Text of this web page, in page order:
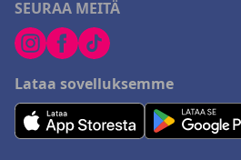
SEURAA MEITÄ
Lataa sovelluksemme